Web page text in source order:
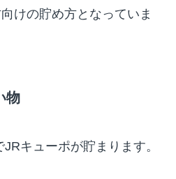
けの貯め方となっていま
物
キューポが貯まります。